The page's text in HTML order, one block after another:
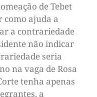
de Tebet
como ajuda a
a contrariedade
não indicar
seria
na vaga de Rosa
tenha apenas
a